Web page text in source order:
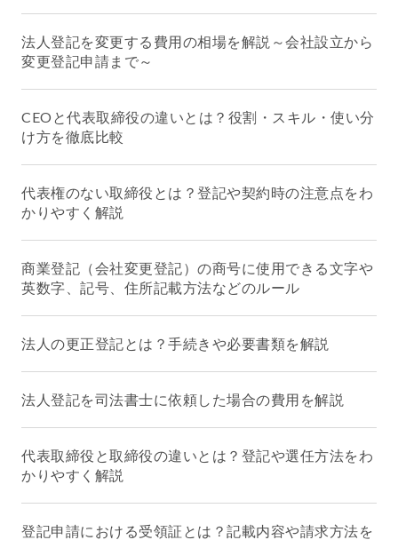
法人登記を変更する費用の相場を解説～会社設立から
変更登記申請まで～
CEOと代表取締役の違いとは？役割・スキル・使い分
け方を徹底比較
代表権のない取締役とは？登記や契約時の注意点をわ
かりやすく解説
商業登記（会社変更登記）の商号に使用できる文字や
英数字、記号、住所記載方法などのルール
法人の更正登記とは？手続きや必要書類を解説
法人登記を司法書士に依頼した場合の費用を解説
代表取締役と取締役の違いとは？登記や選任方法をわ
かりやすく解説
登記申請における受領証とは？記載内容や請求方法を